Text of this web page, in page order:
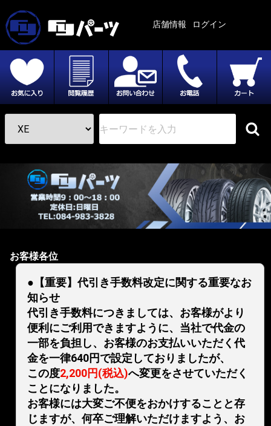
店舗情報 ログイン
お客様各位
●【重要】代引き手数料改定に関する重要なお
知らせ
代引き手数料につきましては、お客様がより
便利にご利用できますように、当社で代金の
一部を負担し、お客様のお支払いいただく代
金を一律640円で設定しておりましたが、
この度2,200円(税込)へ変更をさせていただく
ことになりました。
お客様には大変ご不便をおかけすることと存
じますが、何卒ご理解いただけますよう、お